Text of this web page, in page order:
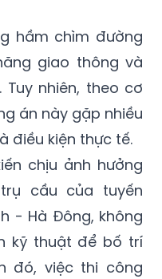
hầm chìm đường
giao thông và
nhiên, theo cơ
án này gặp nhiều
điều kiện thực tế.
chịu ảnh hưởng
cầu của tuyến
- Hà Đông, không
kỹ thuật để bố trí
đó, việc thi công